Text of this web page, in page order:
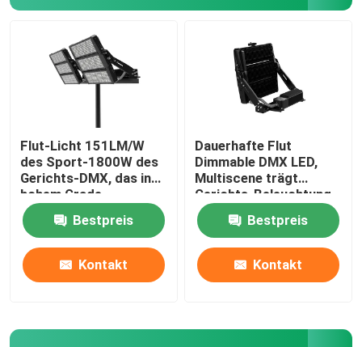
Flut-Licht 151LM/W
des Sport-1800W des
Gerichts-DMX, das in
hohem Grade
leistungsfähiges
verdunkeltBestpreis
Kontakt
Dauerhafte Flut
Dimmable DMX LED,
Multiscene trägt
Gerichts-Beleuchtung
zur Schau
Bestpreis
Kontakt